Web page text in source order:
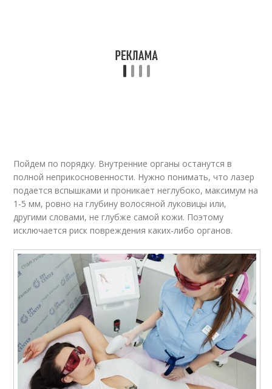
Пойдем по порядку. Внутренние органы останутся в
полной неприкосновенности. Нужно понимать, что лазер
подается вспышками и проникает неглубоко, максимум на
1-5 мм, ровно на глубину волосяной луковицы или,
другими словами, не глубже самой кожи. Поэтому
исключается риск повреждения каких-либо органов.